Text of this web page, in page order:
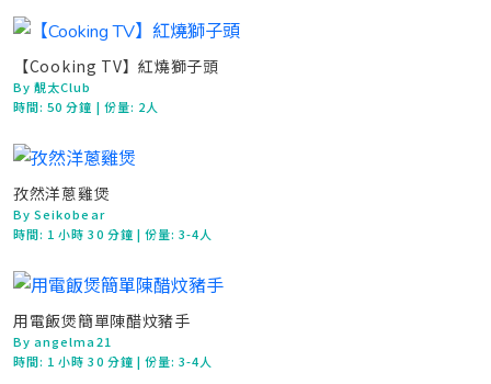
【Cooking TV】紅燒獅子頭
By 靚太Club
時間:50 分鐘 | 份量: 2人
孜然洋蔥雞煲
By Seikobear
時間: 1 小時 30 分鐘 | 份量: 3-4人
用電飯煲簡單陳醋炆豬手
By angelma21
時間: 1 小時 30 分鐘 | 份量: 3-4人